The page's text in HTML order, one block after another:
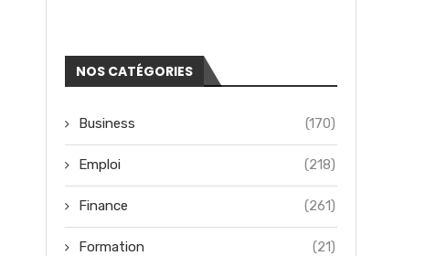
NOS CATÉGORIES
Business (170)
Emploi (218)
Finance (261)
Formation (21)